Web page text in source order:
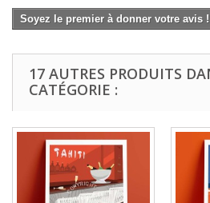
Soyez le premier à donner votre avis !
17 AUTRES PRODUITS
CATÉGORIE :